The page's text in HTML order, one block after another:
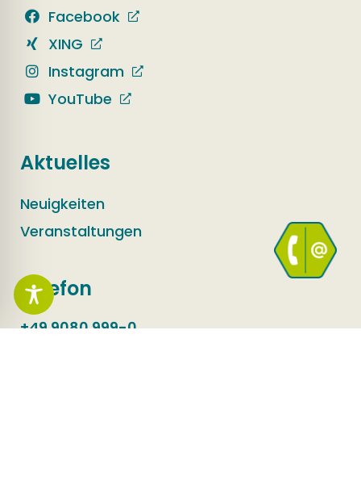
Facebook
XING
Instagram
YouTube
Aktuelles
Neuigkeiten
Veranstaltungen
Telefon
+49 9080 999-0